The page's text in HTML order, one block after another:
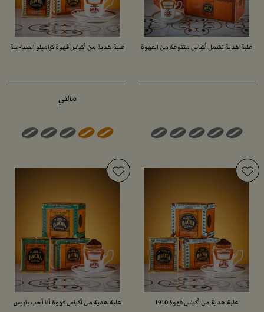
علبة هدية تشمل أكياس متنوعة من القهوة علبة هدية من أكياس قهوة كراميلو الصباحية
مالتي
علبة هدية من أكياس قهوة 1910 علبة هدية من أكياس قهوة أنا أحب باريس